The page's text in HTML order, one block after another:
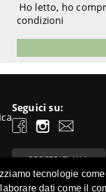
tecnologie
dati come il
Ho letto, ho
condizioni
Seguici su:
REGISTRATI ALLA
NEWSLETTER